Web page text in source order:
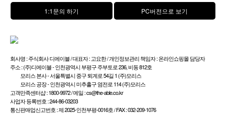
1:1문의 하기 PC버전으로 보기
회사명 : 주식회사 디에이블 / 대표자 : 고요한 / 개인정보관리 책임자 : 온라인쇼핑몰 담당자
주소 : (주)디에이블 - 인천광역시 부평구 주부토로 236, 비동 812호
모리스 본사 - 서울특별시 중구 퇴계로 54길 1 (주)모리스
모리스 공장 - 인천광역시 미추홀구 염전로 114 (주)모리스
고객만족센터샵 : 1800-9972 / 메일 : cs@the-able.co.kr
사업자 등록번호 : 244-86-03203
통신판매업신고번호 : 제 2025-인천부평-0016호 / FAX : 032-209-1076